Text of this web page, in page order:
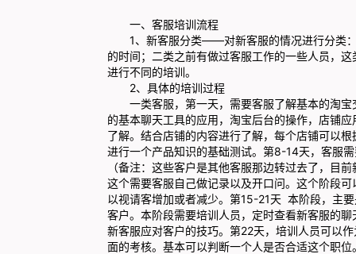
一、客服培训流程
1、新客服分类——对新客服的情况进行分类：
的时间；二类之前有做过客服工作的一些人员，
进行不同的培训。
2、具体的培训过程
一类客服，第一天，需要客服了解基本的淘宝
的基本聊天工具的应用，淘宝后台的操作，店铺
了解。结合店铺的内容进行了解，每个店铺可以
进行一个产品知识的基础测试。第8-14天，客服
（备注：这些客户是其他客服那边转过去了，目
这个需要客服自己做记录以及开口问。这个阶段
以视请客增加或者减少。第15-21天 本阶段，主
客户。本阶段需要培训人员，定时查看新客服的
新客服应对客户的技巧。第22天，培训人员可以
面的考核。基本可以判断一个人是否合适这个职